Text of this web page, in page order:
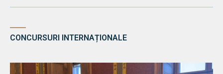
CONCURSURI INTERNAȚIONALE